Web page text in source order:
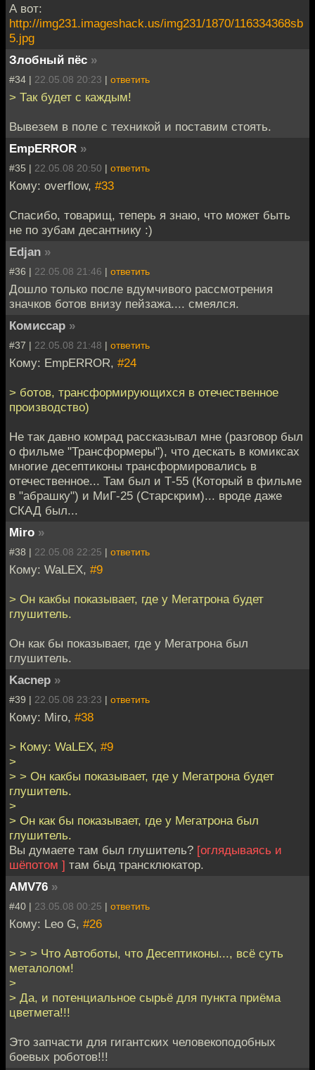
А вот:
http://img231.imageshack.us/img231/1870/116334368sb
5.jpg
Злобный пёс »
#34 | 22.05.08 20:23 | ответить
> Так будет с каждым!
Вывезем в поле с техникой и поставим стоять.
EmpERROR »
#35 | 22.05.08 20:50 | ответить
Кому: overflow, #33
Спасибо, товарищ, теперь я знаю, что может быть
не по зубам десантнику :)
Edjan »
#36 | 22.05.08 21:46 | ответить
Дошло только после вдумчивого рассмотрения
значков ботов внизу пейзажа.... смеялся.
Комиссар »
#37 | 22.05.08 21:48 | ответить
Кому: EmpERROR, #24
> ботов, трансформирующихся в отечественное
производство)
Не так давно комрад рассказывал мне (разговор был
о фильме "Трансформеры"), что дескать в комиксах
многие десептиконы трансформировались в
отечественное... Там был и Т-55 (Который в фильме
в "абрашку") и МиГ-25 (Старскрим)... вроде даже
СКАД был...
Miro »
#38 | 22.05.08 22:25 | ответить
Кому: WaLEX, #9
> Он какбы показывает, где у Мегатрона будет
глушитель.
Он как бы показывает, где у Мегатрона был
глушитель.
Kacnep »
#39 | 22.05.08 23:23 | ответить
Кому: Miro, #38
> Кому: WaLEX, #9
>
> > Он какбы показывает, где у Мегатрона будет
глушитель.
>
> Он как бы показывает, где у Мегатрона был
глушитель.
Вы думаете там был глушитель? [оглядываясь и
шёпотом ] там быд трансклюкатор.
AMV76 »
#40 | 23.05.08 00:25 | ответить
Кому: Leo G, #26
> > > Что Автоботы, что Десептиконы..., всё суть
металолом!
>
> Да, и потенциальное сырьё для пункта приёма
цветмета!!!
Это запчасти для гигантских человекоподобных
боевых роботов!!!